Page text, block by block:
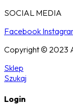
SOCIAL MEDIA
Facebook
Copyright © 2023
Sklep
Szukaj
Login